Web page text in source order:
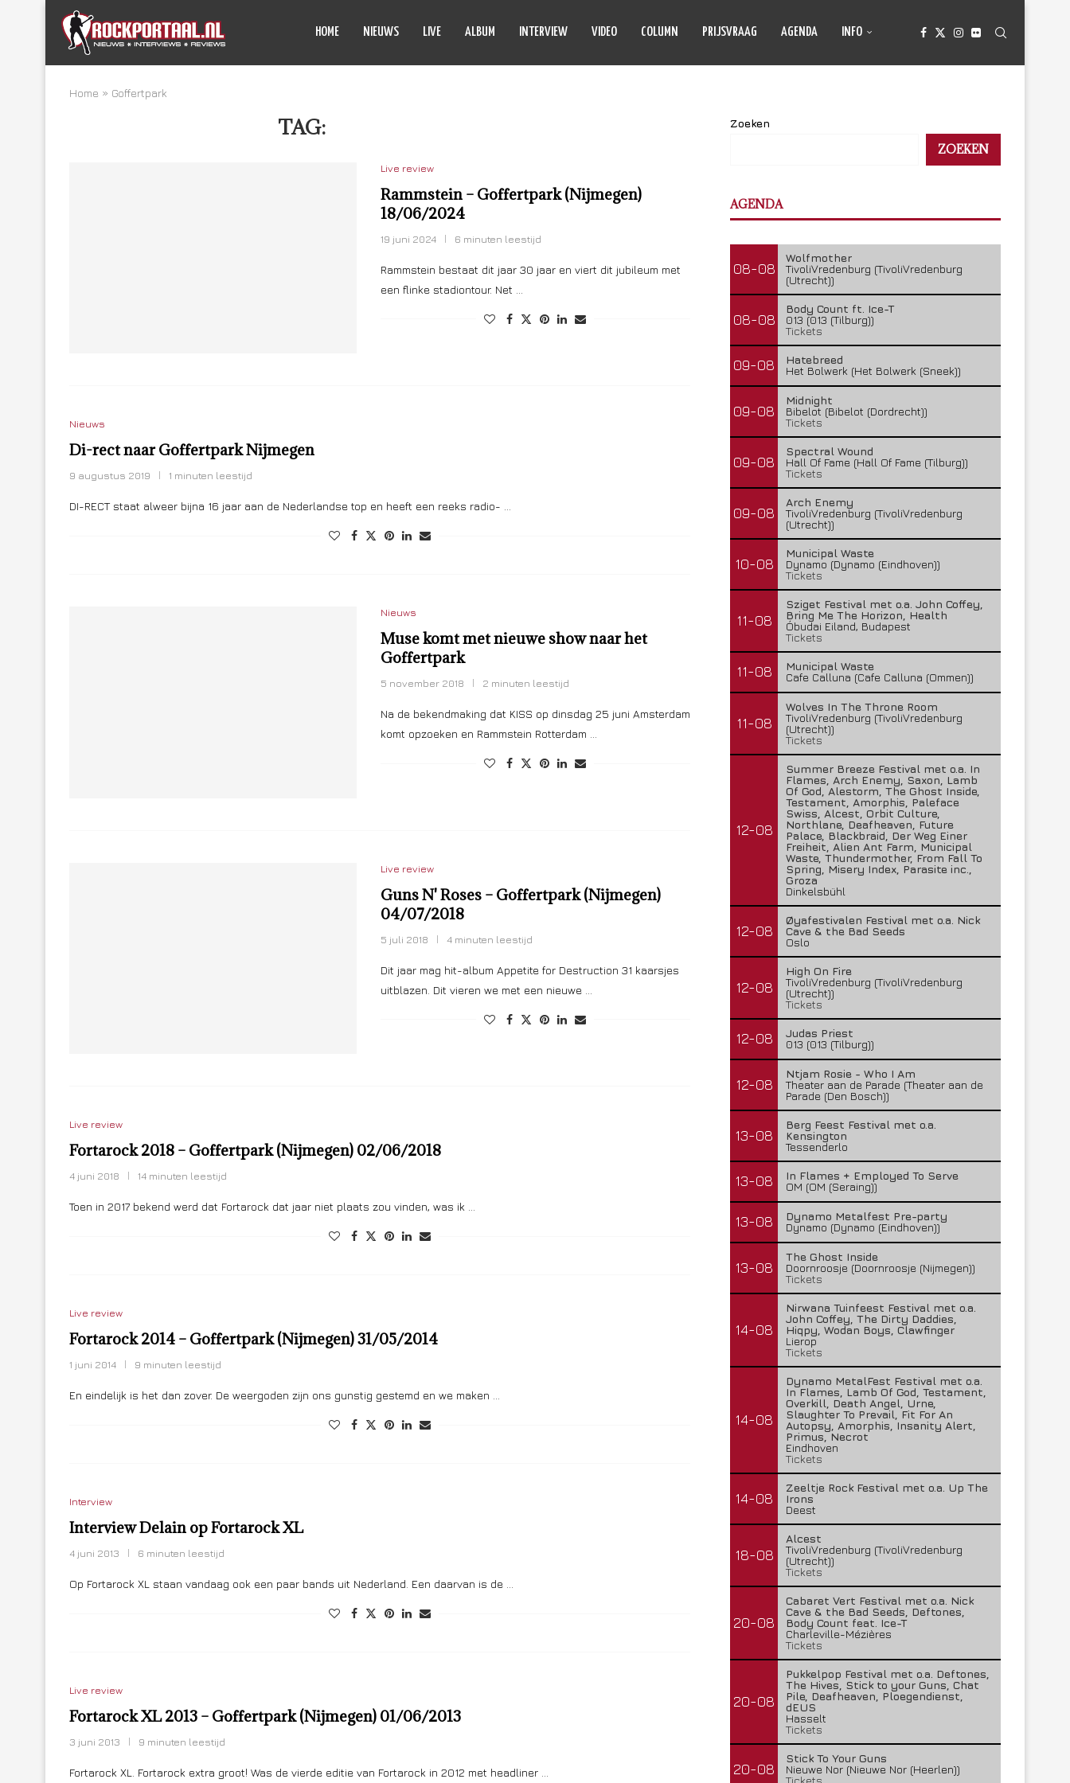
HOME NIEUWS LIVE ALBUM INTERVIEW VIDEO COLUMN PRIJSVRAAG AGENDA INFO
Home » Goffertpark
TAG:
Live review
Rammstein – Goffertpark (Nijmegen)
18/06/2024
19 juni 2024 6 minuten leestijd
Rammstein bestaat dit jaar 30 jaar en viert dit jubileum met
een flinke stadiontour. Net …
Nieuws
Di-rect naar Goffertpark Nijmegen
9 augustus 2019 1 minuten leestijd
DI-RECT staat alweer bijna 16 jaar aan de Nederlandse top en heeft een reeks radio- …
Nieuws
Muse komt met nieuwe show naar het
Goffertpark
5 november 2018 2 minuten leestijd
Na de bekendmaking dat KISS op dinsdag 25 juni Amsterdam
komt opzoeken en Rammstein Rotterdam …
Live review
Guns N' Roses – Goffertpark (Nijmegen)
04/07/2018
5 juli 2018 4 minuten leestijd
Dit jaar mag hit-album Appetite for Destruction 31 kaarsjes
uitblazen. Dit vieren we met een nieuwe …
Live review
Fortarock 2018 – Goffertpark (Nijmegen) 02/06/2018
4 juni 2018 14 minuten leestijd
Toen in 2017 bekend werd dat Fortarock dat jaar niet plaats zou vinden, was ik …
Live review
Fortarock 2014 – Goffertpark (Nijmegen) 31/05/2014
1 juni 2014 9 minuten leestijd
En eindelijk is het dan zover. De weergoden zijn ons gunstig gestemd en we maken …
Interview
Interview Delain op Fortarock XL
4 juni 2013 6 minuten leestijd
Op Fortarock XL staan vandaag ook een paar bands uit Nederland. Een daarvan is de …
Live review
Fortarock XL 2013 – Goffertpark (Nijmegen) 01/06/2013
3 juni 2013 9 minuten leestijd
Fortarock XL. Fortarock extra groot! Was de vierde editie van Fortarock in 2012 met headliner …
Zoeken
ZOEKEN
AGENDA
08-08
Wolfmother
TivoliVredenburg (TivoliVredenburg
(Utrecht))
08-08
Body Count ft. Ice-T
013 (013 (Tilburg))
Tickets
09-08
Hatebreed
Het Bolwerk (Het Bolwerk (Sneek))
09-08
Midnight
Bibelot (Bibelot (Dordrecht))
Tickets
09-08
Spectral Wound
Hall Of Fame (Hall Of Fame (Tilburg))
Tickets
09-08
Arch Enemy
TivoliVredenburg (TivoliVredenburg
(Utrecht))
10-08
Municipal Waste
Dynamo (Dynamo (Eindhoven))
Tickets
11-08
Sziget Festival met o.a. John Coffey,
Bring Me The Horizon, Health
Óbudai Eiland, Budapest
Tickets
11-08
Municipal Waste
Cafe Calluna (Cafe Calluna (Ommen))
11-08
Wolves In The Throne Room
TivoliVredenburg (TivoliVredenburg
(Utrecht))
Tickets
12-08
Summer Breeze Festival met o.a. In
Flames, Arch Enemy, Saxon, Lamb
Of God, Alestorm, The Ghost Inside,
Testament, Amorphis, Paleface
Swiss, Alcest, Orbit Culture,
Northlane, Deafheaven, Future
Palace, Blackbraid, Der Weg Einer
Freiheit, Alien Ant Farm, Municipal
Waste, Thundermother, From Fall To
Spring, Misery Index, Parasite inc.,
Groza
Dinkelsbühl
12-08
Øyafestivalen Festival met o.a. Nick
Cave & the Bad Seeds
Oslo
12-08
High On Fire
TivoliVredenburg (TivoliVredenburg
(Utrecht))
Tickets
12-08
Judas Priest
013 (013 (Tilburg))
12-08
Ntjam Rosie - Who I Am
Theater aan de Parade (Theater aan de
Parade (Den Bosch))
13-08
Berg Feest Festival met o.a.
Kensington
Tessenderlo
13-08
In Flames + Employed To Serve
OM (OM (Seraing))
13-08
Dynamo Metalfest Pre-party
Dynamo (Dynamo (Eindhoven))
13-08
The Ghost Inside
Doornroosje (Doornroosje (Nijmegen))
Tickets
14-08
Nirwana Tuinfeest Festival met o.a.
John Coffey, The Dirty Daddies,
Hiqpy, Wodan Boys, Clawfinger
Lierop
Tickets
14-08
Dynamo MetalFest Festival met o.a.
In Flames, Lamb Of God, Testament,
Overkill, Death Angel, Urne,
Slaughter To Prevail, Fit For An
Autopsy, Amorphis, Insanity Alert,
Primus, Necrot
Eindhoven
Tickets
14-08
Zeeltje Rock Festival met o.a. Up The
Irons
Deest
18-08
Alcest
TivoliVredenburg (TivoliVredenburg
(Utrecht))
Tickets
20-08
Cabaret Vert Festival met o.a. Nick
Cave & the Bad Seeds, Deftones,
Body Count feat. Ice-T
Charleville-Mézières
Tickets
20-08
Pukkelpop Festival met o.a. Deftones,
The Hives, Stick to your Guns, Chat
Pile, Deafheaven, Ploegendienst,
dEUS
Hasselt
Tickets
20-08
Stick To Your Guns
Nieuwe Nor (Nieuwe Nor (Heerlen))
Tickets